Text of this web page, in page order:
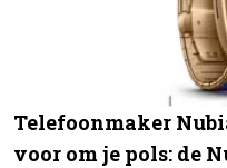
Telefoonmaker
voor om je pols: de